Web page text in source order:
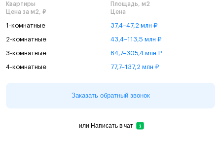
Квартиры
Площадь, м2
Цена за м2, ₽
Цена
1-комнатные 37,4–47,2 млн ₽
2-комнатные 43,4–113,5 млн ₽
3-комнатные 64,7–305,4 млн ₽
4-комнатные 77,7–137,2 млн ₽
Заказать обратный звонок
или Написать в чат